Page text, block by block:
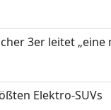
3er leitet „eine
Elektro-SUVs